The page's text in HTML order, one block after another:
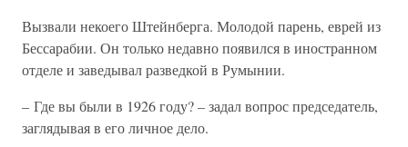
Вызвали некоего Штейнберга. Молодой парень, еврей из
Бессарабии. Он только недавно появился в иностранном
отделе и заведывал разведкой в Румынии.
– Где вы были в 1926 году? – задал вопрос председатель,
заглядывая в его личное дело.